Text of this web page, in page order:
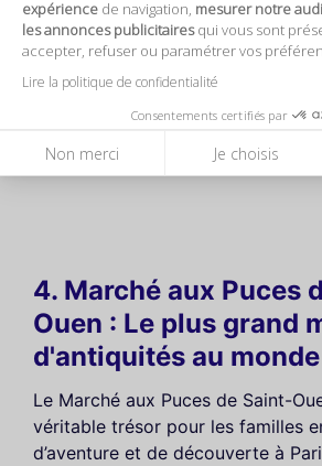
expérience de navigation, mesurer notre
les annonces publicitairesqui vous sont
accepter, refuser ou paramétrer vos
Lire la politique de confidentialité
Consentements certifiés par
Non merci Je choisis
Marché aux Puces de Saint-Ouen
4. Marché aux Puces
Ouen : Le plus grand
d'antiquités au monde
Le Marché aux Puces de Saint-
véritable trésor pour les familles
d’aventure et de découverte à